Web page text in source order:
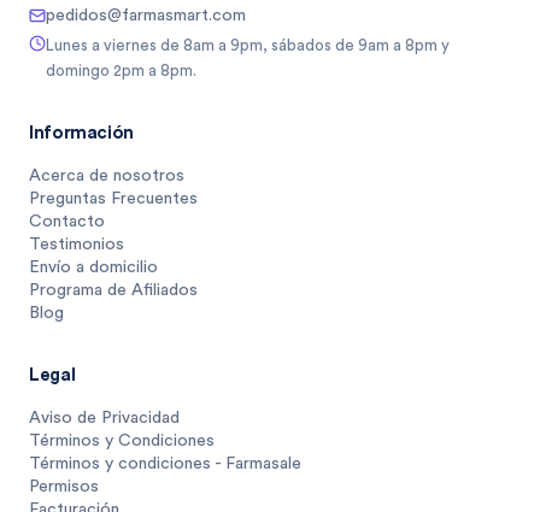
pedidos@farmasmart.com
Lunes a viernes de 8am a 9pm, sábados de 9am a 8pm y
domingo 2pm a 8pm.
Información
Acerca de nosotros
Preguntas Frecuentes
Contacto
Testimonios
Envío a domicilio
Programa de Afiliados
Blog
Legal
Aviso de Privacidad
Términos y Condiciones
Términos y condiciones - Farmasale
Permisos